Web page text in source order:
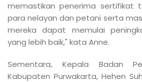
memastikan penerima sertifikat
para nelayan dan petani serta
mereka dapat memulai
yang lebih baik," kata Anne.
Sementara, Kepala Badan
Kabupaten Purwakarta, Hehen